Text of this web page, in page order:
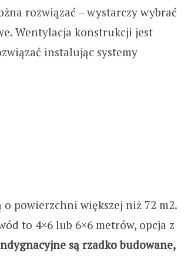
rozwiązać – wystarczy wybrać
Wentylacja konstrukcji jest
instalując systemy
powierzchni większej niż 72 m2.
to 4×6 lub 6×6 metrów, opcja z
są rzadko budowane,